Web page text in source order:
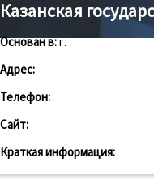
Казанская
Основан в:г.
Адрес:
Телефон:
Сайт:
Краткая информация: